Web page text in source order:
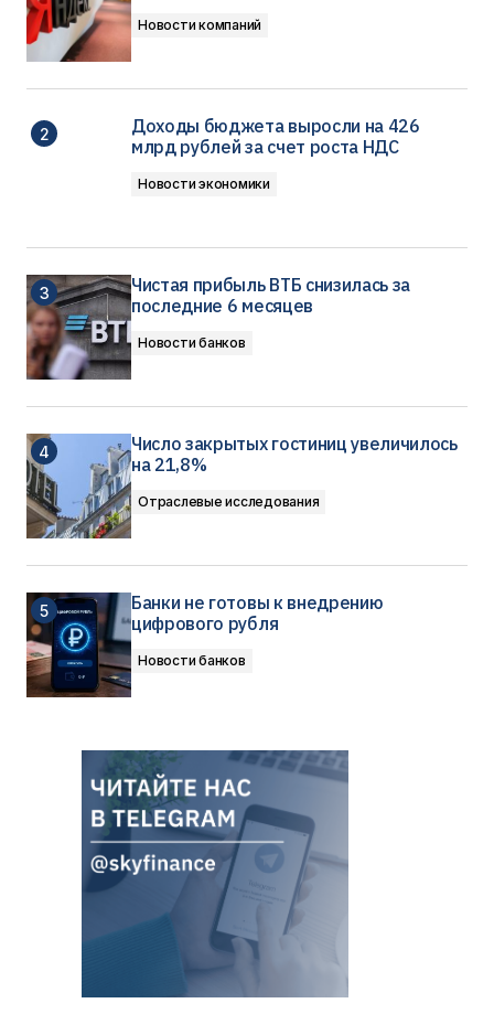
Новости компаний
Доходы бюджета выросли на 426
млрд рублей за счет роста НДС
Новости экономики
Чистая прибыль ВТБ снизилась за
последние 6 месяцев
Новости банков
Число закрытых гостиниц увеличилось
на 21,8%
Отраслевые исследования
Банки не готовы к внедрению
цифрового рубля
Новости банков